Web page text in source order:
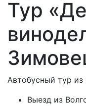
Тур
Автобусный тур из
Выезд из